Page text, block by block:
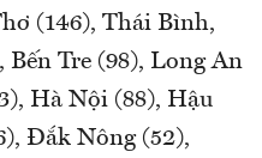
(146), Thái Bình,
Tre (98), Long An
Hà Nội (88), Hậu
Đắk Nông (52),